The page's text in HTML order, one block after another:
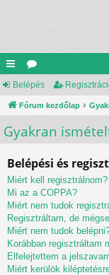
yo
rs
lin
k
ór
u
m
Belépés
Fórum kezdőlap
Gyakran
Belépési és
Miért kell regisztrálnom?
Mi az a COPPA?
Miért nem tudok
Regisztráltam, de
Miért nem tudok
Korábban regisztráltam
Elfelejtettem a
Miért kerülök